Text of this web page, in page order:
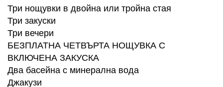
Три нощувки в двойна или тройна стая
Три закуски
Три вечери
БЕЗПЛАТНА ЧЕТВЪРТА НОЩУВКА С
ВКЛЮЧЕНА ЗАКУСКА
Два басейна с минерална вода
Джакузи